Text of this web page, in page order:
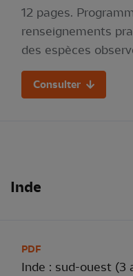
12 pages.
renseignements
des espèces
Consulter
Inde
PDF
Inde : sud-ouest (3